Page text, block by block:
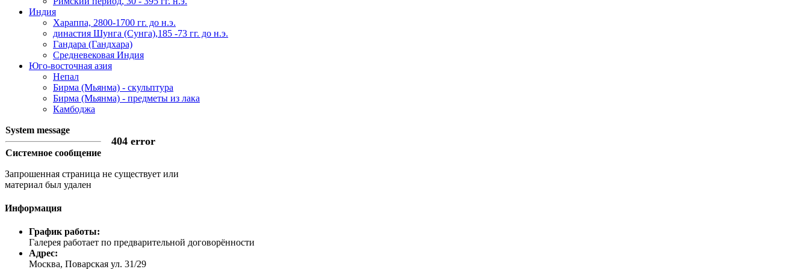
Индия
Хараппа, 2800-1700 гг. до н.э.
династия Шунга (Сунга),185 -73 гг. до н.э.
Гандара (Гандхара)
Средневековая Индия
Юго-восточная азия
Непал
Бирма (Мьянма) - скульптура
Бирма (Мьянма) - предметы из лака
Камбоджа
System message
404 error
Системное сообщение
Запрошенная страница не существует или
материал был удален
Информация
График работы:
Галерея работает по предварительной договорённости
Адрес:
Москва, Поварская ул. 31/29